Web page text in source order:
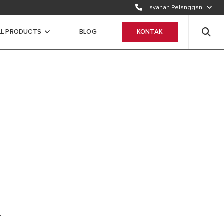
Layanan Pelanggan
PRODUCTS BLOG KONTAK